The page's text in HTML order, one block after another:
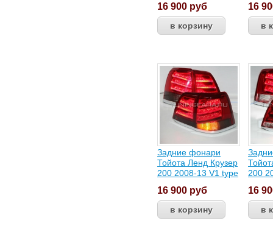
16 900 руб 16
Задние фонари
Тойота Ленд Крузер
200 2008-13 V1 type
16 900 руб
200
16